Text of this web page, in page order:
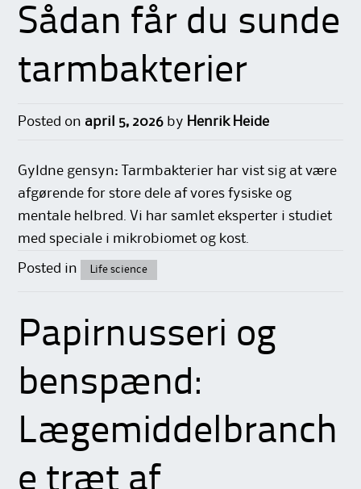
Sådan får du sunde
tarmbakterier
Posted on april 5, 2026 by Henrik Heide
Gyldne gensyn: Tarmbakterier har vist sig at være
afgørende for store dele af vores fysiske og
mentale helbred. Vi har samlet eksperter i studiet
med speciale i mikrobiomet og kost.
Posted in Life science
Papirnusseri og
benspænd:
Lægemiddelbranch